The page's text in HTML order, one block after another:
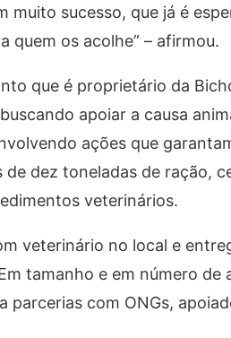
sucesso, que já é
quem os acolhe” – afirmou.
que é proprietário da
apoiar a causa
ações que
dez toneladas de ração,
veterinários.
veterinário no local e
tamanho e em número de
com ONGs,